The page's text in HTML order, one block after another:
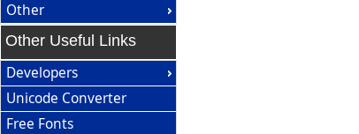
Other
Other Useful Links
Developers
Unicode Converter
Free Fonts